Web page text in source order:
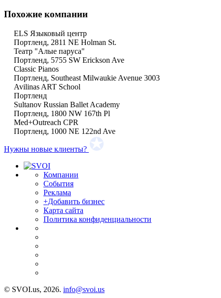
Похожие компании
ELS Языковый центр
Портленд, 2811 NE Holman St.
Театр "Алые паруса"
Портленд, 5755 SW Erickson Ave
Classic Pianos
Портленд, Southeast Milwaukie Avenue 3003
Avilinas ART School
Портленд
Sultanov Russian Ballet Academy
Портленд, 1800 NW 167th Pl
Med+Outreach CPR
Портленд, 1000 NE 122nd Ave
Нужны новые клиенты?
Компании
События
Реклама
+Добавить бизнес
Карта сайта
Политика конфиденциальности
© SVOI.us, 2026. info@svoi.us